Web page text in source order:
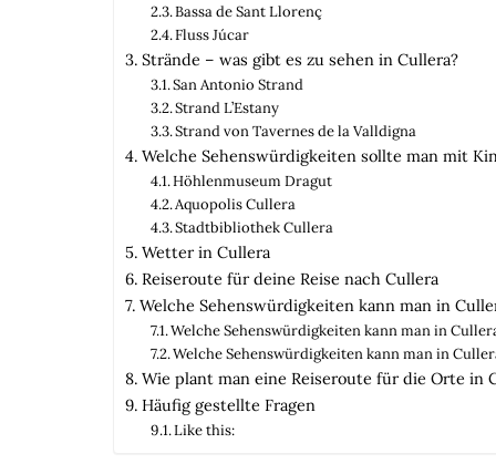
Bassa de Sant Llorenç
Fluss Júcar
Strände – was gibt es zu sehen in Cullera?
San Antonio Strand
Strand L’Estany
Strand von Tavernes de la Valldigna
Welche Sehenswürdigkeiten sollte man mit
Höhlenmuseum Dragut
Aquopolis Cullera
Stadtbibliothek Cullera
Wetter in Cullera
Reiseroute für deine Reise nach Cullera
Welche Sehenswürdigkeiten kann man in
Welche Sehenswürdigkeiten kann man in
Welche Sehenswürdigkeiten kann man in
Wie plant man eine Reiseroute für die Orte in
Häufig gestellte Fragen
Like this: